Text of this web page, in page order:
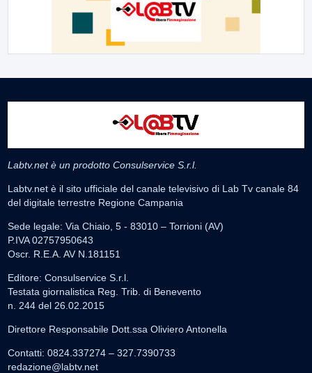
Labtv.net è un prodotto Consulservice S.r.l.
Labtv.net è il sito ufficiale del canale televisivo di Lab Tv canale 84
del digitale terrestre Regione Campania
Sede legale: Via Chiaio, 5 - 83010 – Torrioni (AV)
P.IVA 02757950643
Oscr. R.E.A. AV N.181151
Editore: Consulservice S.r.l.
Testata giornalistica Reg. Trib. di Benevento
n. 244 del 26.02.2015
Direttore Responsabile Dott.ssa Oliviero Antonella
Contatti: 0824.337274 – 327.7390733
redazione@labtv.net